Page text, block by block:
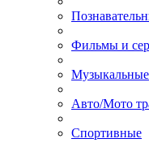
Фильмы и
Музыкальные
Авто/Мото
Спортивные